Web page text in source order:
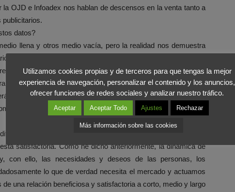
OJD e Infoadex nos hablan de descensos en la venta tanto a
datos?
llena y otros medio vacía, pero la realidad nos demuestra
y que el modelo de negocio debe evolucionar a posturas más
la capacidad de conexión social que tuvo. A pesar de
y que hay que estar preparados para prescindir de ciertas
presentar un contenido útil, actual, relevante, atractivo,
con las nuevas tecnologías.
que presenta sobre Internet, y nos daremos cuenta
satisfactoria. Como he dicho anteriormente, la dinámica de
con ello, las necesidades y deseos de las personas, los
lo que de verdad necesita el mercado y actuamos
una relación beneficiosa y satisfactoria a corto, medio y largo
Utilizamos cookies propias y de terceros para que tengas la mejor
experiencia de navegación, personalizar el contenido y los anuncios,
ofrecer funciones de redes sociales y analizar nuestro tráfico.
Aceptar Aceptar Todo Ajustes Rechazar
Más información sobre las cookies